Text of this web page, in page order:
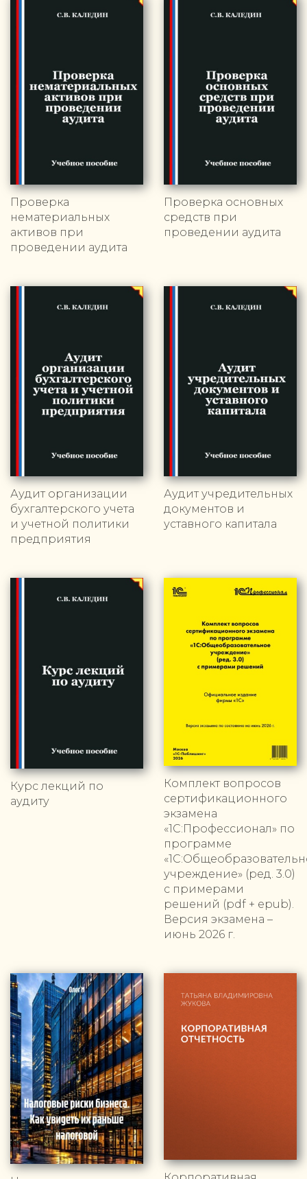
Проверка
нематериальных
активов при
проведении аудита
Проверка основных
средств при
проведении аудита
Аудит организации
бухгалтерского учета
и учетной политики
предприятия
Аудит учредительных
документов и
уставного капитала
Курс лекций по
аудиту
Комплект вопросов
сертификационного
экзамена
«1С:Профессионал» по
программе
учреждение» (ред. 3.0)
с примерами
решений (pdf + epub).
Версия экзамена –
июнь 2026 г.